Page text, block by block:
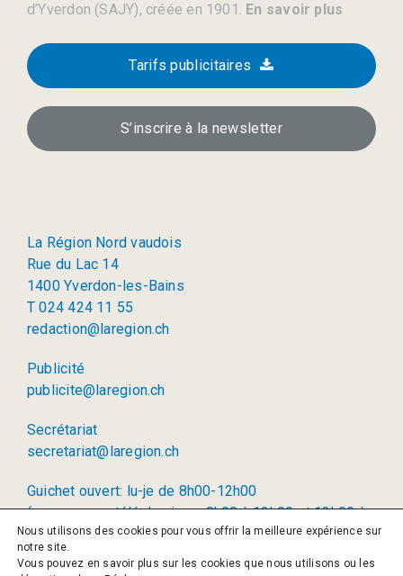
d’Yverdon (SAJY), créée en 1901. En savoir plus
Tarifs publicitaires
S’inscrire à la newsletter
La Région Nord vaudois
Rue du Lac 14
1400 Yverdon-les-Bains
T 024 424 11 55
redaction@laregion.ch
Publicité
publicite@laregion.ch
Secrétariat
secretariat@laregion.ch
Guichet ouvert: lu-je de 8h00-12h00
(permanence téléphonique: 8h00 à 12h00 et 13h00 à
17h00)
Nous utilisons des cookies pour vous offrir la meilleure expérience sur
notre site.
Vous pouvez en savoir plus sur les cookies que nous utilisons ou les